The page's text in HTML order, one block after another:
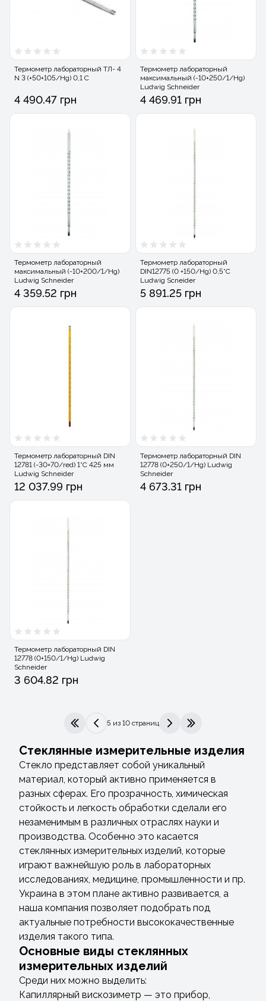
Термометр лабораторный ТЛ- 4
N 3 (+50+105/Hg) 0,1 С
4 490.47 грн
Термометр лабораторный
максимальный (-10+250/1/Hg)
Ludwig Schneider
4 469.91 грн
Термометр лабораторный
максимальный (-10+200/1/Hg)
Ludwig Schneider
4 359.52 грн
Термометр лабораторный
DIN12775 (0 +150/Hg) 0,5°C
Ludwig Scneider
5 891.25 грн
Термометр лабораторный DIN
12781 (-30+70/red) 1°C 425 мм
Ludwig Schneider
12 037.99 грн
Термометр лабораторный DIN
12778 (0+250/1/Hg) Ludwig
Schneider
4 673.31 грн
Термометр лабораторный DIN
12778 (0+150/1/Hg) Ludwig
Schneider
3 604.82 грн
|< <
5 из 10 страниц
> >|
Стеклянные измерительные изделия
Стекло представляет собой уникальный
материал, который активно применяется в
разных сферах. Его прозрачность, химическая
стойкость и легкость обработки сделали его
незаменимым в различных отраслях науки и
производства. Особенно это касается
стеклянных измерительных изделий, которые
играют важнейшую роль в лабораторных
исследованиях, медицине, промышленности и пр.
Украина в этом плане активно развивается, а
наша компания позволяет подобрать под
актуальные потребности высококачественные
изделия такого типа.
Основные виды стеклянных
измерительных изделий
Среди них можно выделить:
Капиллярный вискозиметр — это прибор,